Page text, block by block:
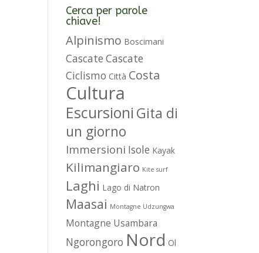
Cerca per parole
chiave!
Alpinismo Boscimani
Cascate Cascate
Ciclismo Città Costa
Cultura
Escursioni Gita di
un giorno
Immersioni Isole Kayak
Kilimangiaro Kite surf
Laghi Lago di Natron
Maasai Montagne Udzungwa
Montagne Usambara
Ngorongoro Nord Ol